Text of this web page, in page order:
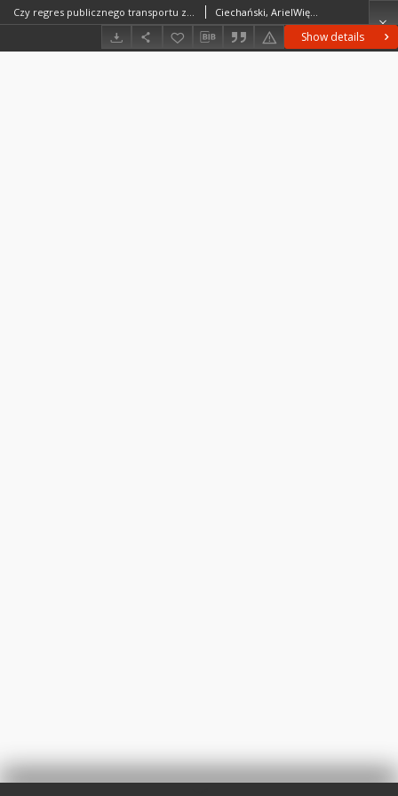
Show details
Czy regres publicznego transportu zbiorowego na obszarach górskich prowadzi do rozwoju niezrównoważonego? Przykład z Beskidu Niskiego i Bieszczad = Does regression in public transport in naturally-valuable areas lead to unsustainable development? A case study involving Poland’s Low Beskids and Bieszczady Mountains Ciechański, ArielWięckowski, Marek (1971– )Michniak, Daniel